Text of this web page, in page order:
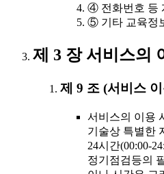
④ 전화번호 등
⑤ 기타 교육정
제 3 장 서비스의
제 9 조 (서비스
서비스의 이용
기술상 특별한
24시간(00:00-
정기점검등의